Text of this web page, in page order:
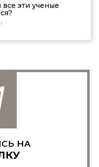
все эти ученые
НА